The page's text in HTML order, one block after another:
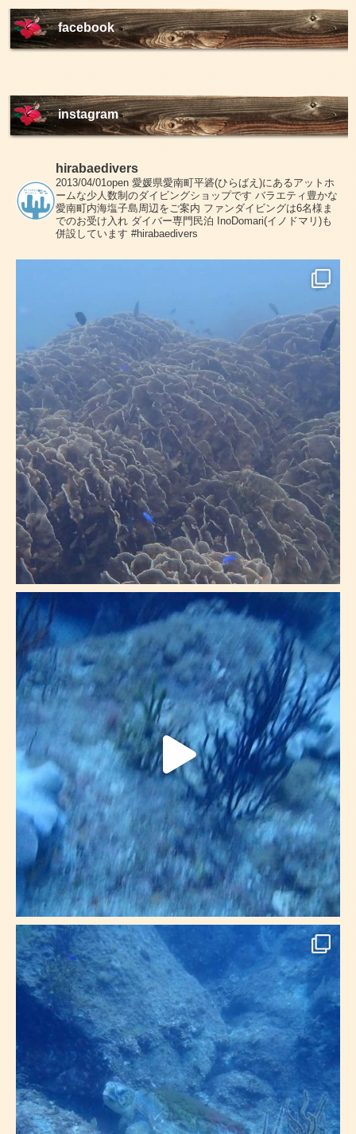
facebook
instagram
hirabaedivers
2013/04/01open 愛媛県愛南町平碆(ひらばえ)にあるアットホ
ームな少人数制のダイビングショップです バラエティ豊かな
愛南町内海塩子島周辺をご案内 ファンダイビングは6名様ま
でのお受け入れ ダイバー専門民泊 InoDomari(イノドマリ)も
併設しています #hirabaedivers